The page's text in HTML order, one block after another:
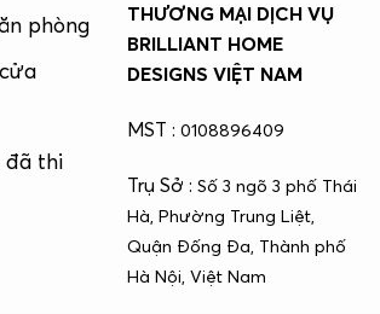
phòng
đã thi
THƯƠNG MẠI DỊCH VỤ
BRILLIANT HOME
DESIGNS VIỆT NAM
MST : 0108896409
Trụ Sở : Số 3 ngõ 3 phố Thái
Hà, Phường Trung Liệt,
Quận Đống Đa, Thành phố
Hà Nội, Việt Nam